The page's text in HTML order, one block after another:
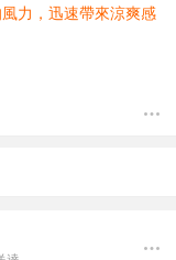
力，迅速帶來涼爽感